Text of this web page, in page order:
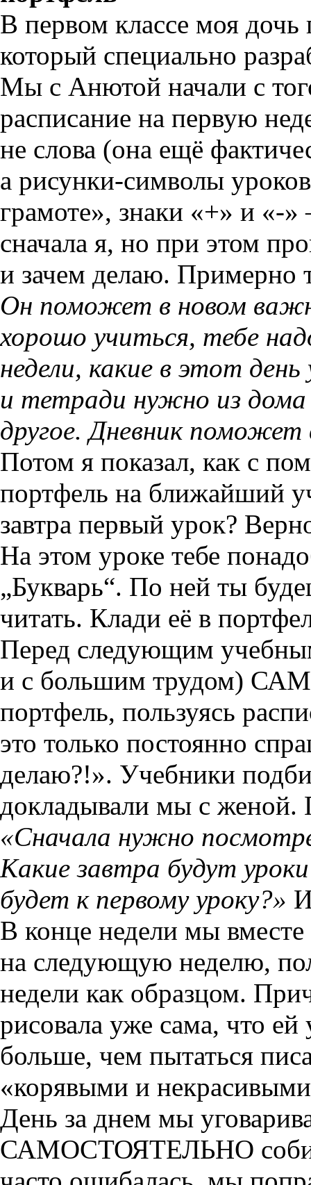
В первом классе моя дочь
который специально
Мы с Анютой начали с
расписание на первую
не слова (она ещё
а рисунки-символы
грамоте», знаки «+» и «-
сначала я, но при этом
и зачем делаю. Примерно
Он поможет в новом
хорошо учиться, тебе
недели, какие в этот
и тетради нужно из дома
другое. Дневник поможет
Потом я показал, как с
портфель на ближайший
завтра первый урок?
На этом уроке тебе
„Букварь“. По ней ты
читать. Клади её в
Перед следующим
и с большим трудом)
портфель, пользуясь
это только постоянно
делаю?!». Учебники
докладывали мы с женой.
«Сначала нужно
Какие завтра будут
будет к первому уроку?»
В конце недели мы вместе
на следующую неделю,
недели как образцом.
рисовала уже сама, что
больше, чем пытаться
«корявыми и
День за днем мы
САМОСТОЯТЕЛЬНО